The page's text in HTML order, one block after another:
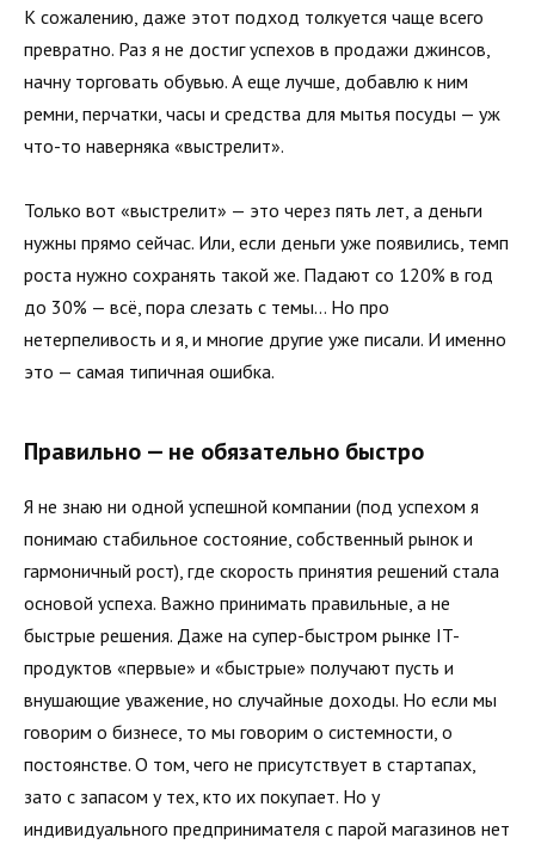
К сожалению, даже этот подход толкуется чаще всего
превратно. Раз я не достиг успехов в продажи джинсов,
начну торговать обувью. А еще лучше, добавлю к ним
ремни, перчатки, часы и средства для мытья посуды — уж
что-то наверняка «выстрелит».
Только вот «выстрелит» — это через пять лет, а деньги
нужны прямо сейчас. Или, если деньги уже появились, темп
роста нужно сохранять такой же. Падают со 120% в год
до 30% — всё, пора слезать с темы… Но про
нетерпеливость и я, и многие другие уже писали. И именно
это — самая типичная ошибка.
Правильно — не обязательно быстро
Я не знаю ни одной успешной компании (под успехом я
понимаю стабильное состояние, собственный рынок и
гармоничный рост), где скорость принятия решений стала
основой успеха. Важно принимать правильные, а не
быстрые решения. Даже на супер-быстром рынке IT-
продуктов «первые» и «быстрые» получают пусть и
внушающие уважение, но случайные доходы. Но если мы
говорим о бизнесе, то мы говорим о системности, о
постоянстве. О том, чего не присутствует в стартапах,
зато с запасом у тех, кто их покупает. Но у
индивидуального предпринимателя с парой магазинов нет